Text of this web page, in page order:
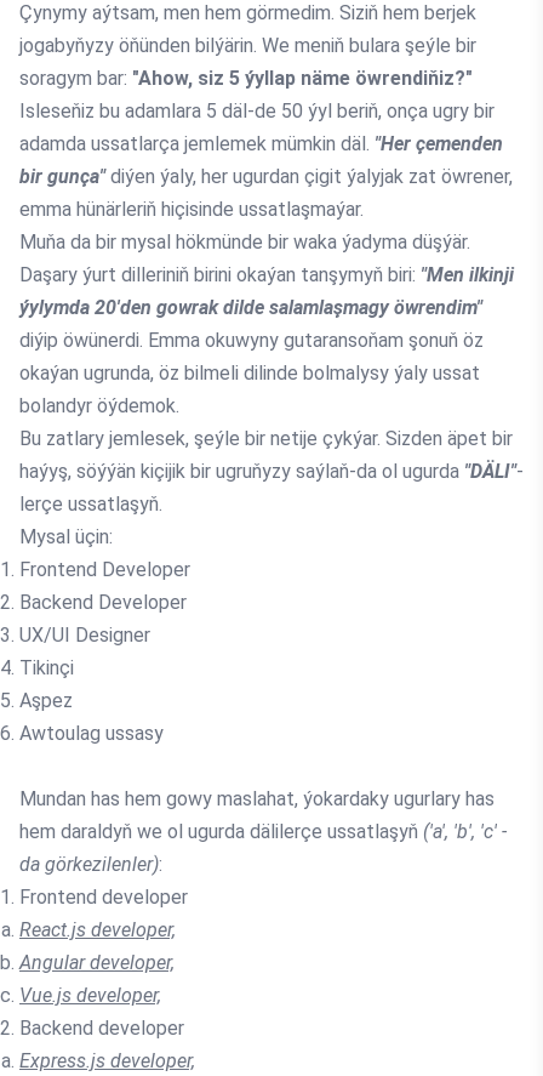
Çynymy aýtsam, men hem görmedim. Siziň hem berjek
jogabyňyzy öňünden bilýärin. We meniň bulara şeýle bir
soragym bar: "Ahow, siz 5 ýyllap näme öwrendiňiz?"
Isleseňiz bu adamlara 5 däl-de 50 ýyl beriň, onça ugry bir
adamda ussatlarça jemlemek mümkin däl. "Her çemenden
bir gunça"diýen ýaly, her ugurdan çigit ýalyjak zat öwrener,
emma hünärleriň hiçisinde ussatlaşmaýar.
Muňa da bir mysal hökmünde bir waka ýadyma düşýär.
Daşary ýurt dilleriniň birini okaýan tanşymyň biri: "Men ilkinji
ýylymda 20'den gowrak dilde salamlaşmagy öwrendim"
diýip öwünerdi. Emma okuwyny gutaransoňam şonuň öz
okaýan ugrunda, öz bilmeli dilinde bolmalysy ýaly ussat
bolandyr öýdemok.
Bu zatlary jemlesek, şeýle bir netije çykýar. Sizden äpet bir
haýyş, söýýän kiçijik bir ugruňyzy saýlaň-da ol ugurda "DÄLI"-
lerçe ussatlaşyň.
Mysal üçin:
Frontend Developer
Backend Developer
UX/UI Designer
Tikinçi
Aşpez
Awtoulag ussasy
Mundan has hem gowy maslahat, ýokardaky ugurlary has
hem daraldyň we ol ugurda dälilerçe ussatlaşyň ('a', 'b', 'c' -
da görkezilenler):
Frontend developer
React.js developer,
Angular developer,
Vue.js developer,
Backend developer
Express.js developer,